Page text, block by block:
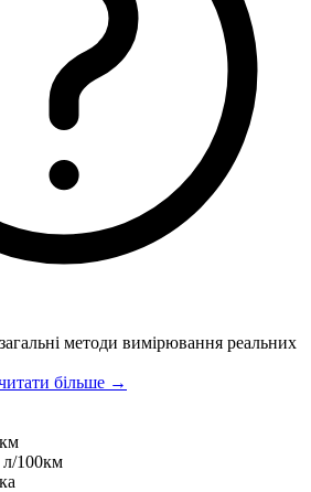
методи вимірювання реальних
більше →
л/100км